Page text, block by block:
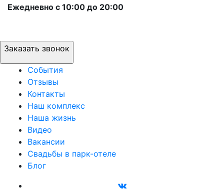
Ежедневно с 10:00 до 20:00
Заказать звонок
События
Отзывы
Контакты
Наш комплекс
Наша жизнь
Видео
Вакансии
Свадьбы в парк-отеле
Блог